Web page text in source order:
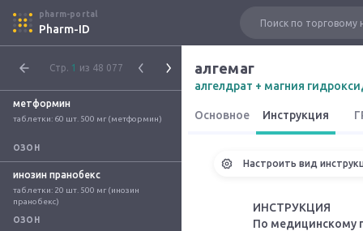
pharm-portal
Pharm-ID
Стр. 1 из 48 077
метформин
таблетки: 60 шт. 500 мг (метформин)
ОЗОН
инозин пранобекс
таблетки: 20 шт. 500 мг (инозин
пранобекс)
ОЗОН
алгемаг
алгелдрат + магния
Основное Инструкция
Настроить вид
ИНСТРУКЦИЯ
По медицинскому